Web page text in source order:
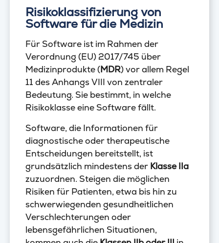
Risikoklassifizierung von
Software für die Medizin
Für Software ist im Rahmen der
Verordnung (EU) 2017/745 über
Medizinprodukte (MDR) vor allem Regel
11 des Anhangs VIII von zentraler
Bedeutung. Sie bestimmt, in welche
Risikoklasse eine Software fällt.
Software, die Informationen für
diagnostische oder therapeutische
Entscheidungen bereitstellt, ist
grundsätzlich mindestens der Klasse IIa
zuzuordnen. Steigen die möglichen
Risiken für Patienten, etwa bis hin zu
schwerwiegenden gesundheitlichen
Verschlechterungen oder
lebensgefährlichen Situationen,